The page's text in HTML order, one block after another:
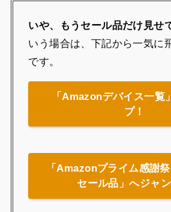
いや、もうセール品だけ見せ
いう場合は、下記から一気に
です。
「Amazonデバイス一覧
プ！
「Amazonプライム感謝
セール品」へジャン